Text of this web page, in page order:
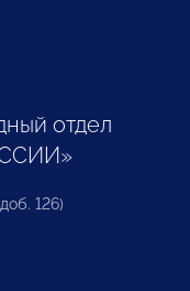
отдел
126)